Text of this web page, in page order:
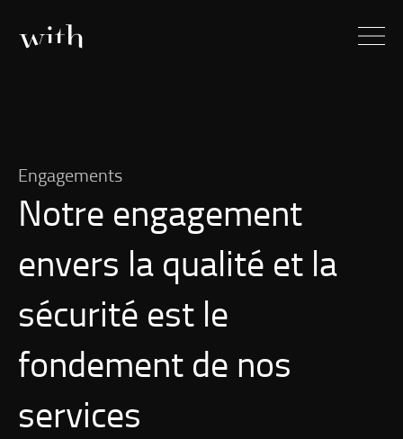
Engagements
Notre engagement
envers la qualité et la
sécurité est le
fondement de nos
services